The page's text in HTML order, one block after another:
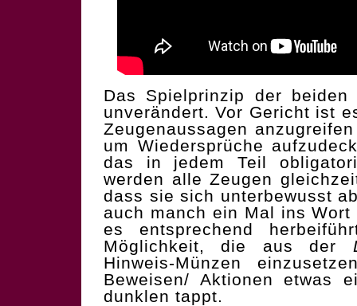
Das Spielprinzip der
unverändert. Vor Gericht ist
Zeugenaussagen
um Wiedersprüche
das in jedem Teil
werden alle Zeugen
dass sie sich unterbewusst
auch manch ein Mal ins
es entsprechend
Möglichkeit, die aus der
Hinweis-Münzen
Beweisen/ Aktionen etwas
dunklen tappt.